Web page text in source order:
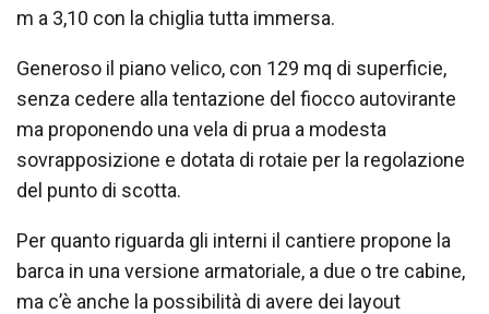
m a 3,10 con la chiglia tutta immersa.
Generoso il piano velico, con 129 mq di superficie,
senza cedere alla tentazione del fiocco autovirante
ma proponendo una vela di prua a modesta
sovrapposizione e dotata di rotaie per la regolazione
del punto di scotta.
Per quanto riguarda gli interni il cantiere propone la
barca in una versione armatoriale, a due o tre cabine,
ma c’è anche la possibilità di avere dei layout